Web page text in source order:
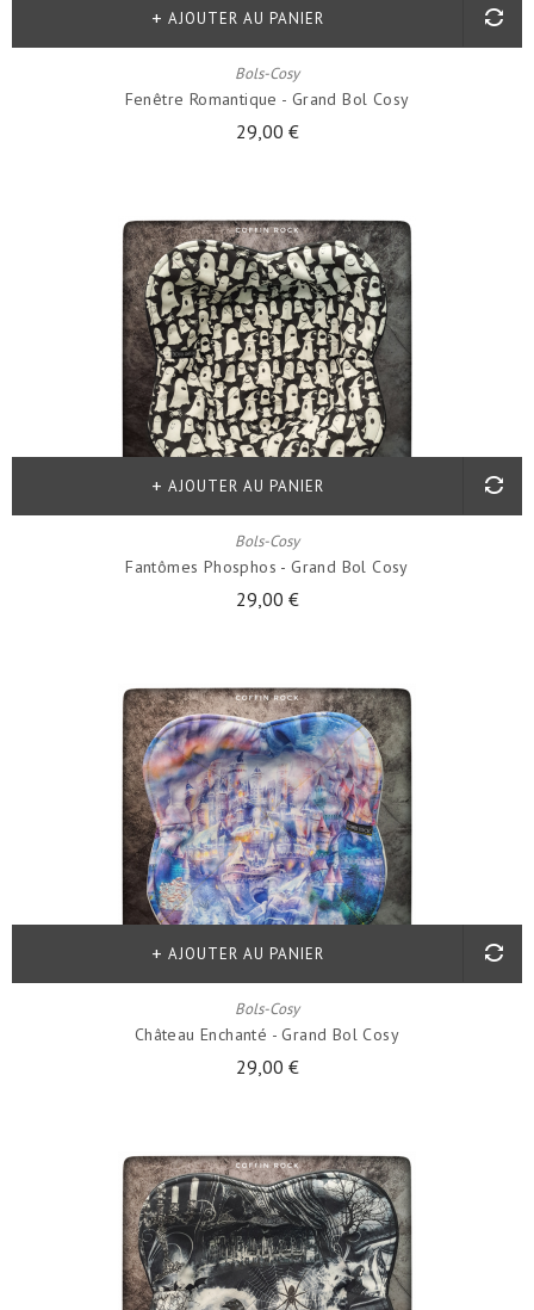
Bols-Cosy
Fenêtre Romantique - Grand Bol Cosy
29,00 €
AJOUTER AU PANIER
Bols-Cosy
Fantômes Phosphos - Grand Bol Cosy
29,00 €
AJOUTER AU PANIER
Bols-Cosy
Château Enchanté - Grand Bol Cosy
29,00 €
AJOUTER AU PANIER